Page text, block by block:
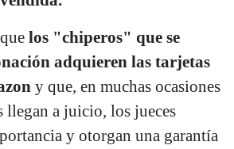
los "chiperos" que se
adquieren las tarjetas
y que, en muchas ocasiones
llegan a juicio, los jueces
y otorgan una garantía